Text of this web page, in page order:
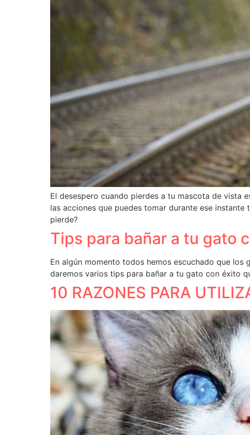
El desespero cuando pierdes a tu mascota de vista
las acciones que puedes tomar durante ese
pierde?
Tips para bañar a tu gato
En algún momento todos hemos escuchado que
daremos varios tips para bañar a tu gato con éxito
10 RAZONES PARA